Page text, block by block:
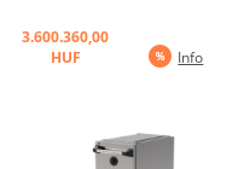
3.600.360,00
HUF
Info